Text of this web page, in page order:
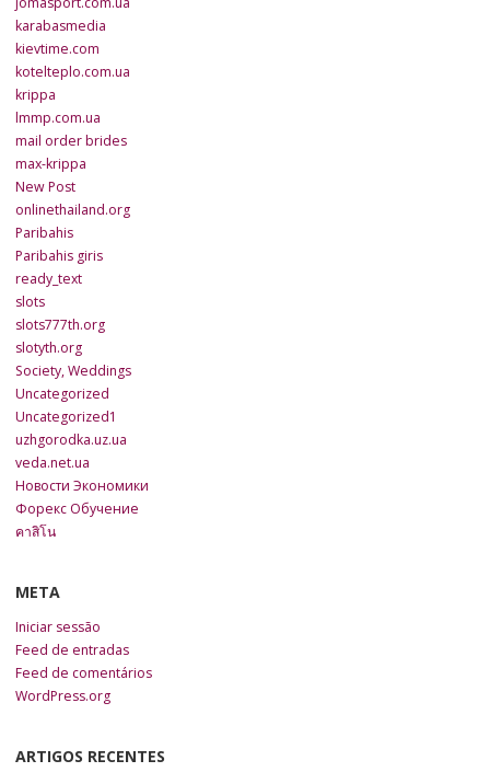
karabasmedia
kievtime.com
kotelteplo.com.ua
krippa
lmmp.com.ua
mail order brides
max-krippa
New Post
onlinethailand.org
Paribahis
Paribahis giris
ready_text
slots
slots777th.org
slotyth.org
Society, Weddings
Uncategorized
Uncategorized1
uzhgorodka.uz.ua
veda.net.ua
Новости Экономики
Форекс Обучение
คาสิโน
META
Iniciar sessão
Feed de entradas
Feed de comentários
WordPress.org
ARTIGOS RECENTES